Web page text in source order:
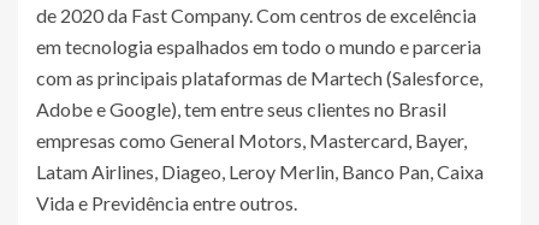
de 2020 da Fast Company. Com centros de excelência
em tecnologia espalhados em todo o mundo e parceria
com as principais plataformas de Martech (Salesforce,
Adobe e Google), tem entre seus clientes no Brasil
empresas como General Motors, Mastercard, Bayer,
Latam Airlines, Diageo, Leroy Merlin, Banco Pan, Caixa
Vida e Previdência entre outros.